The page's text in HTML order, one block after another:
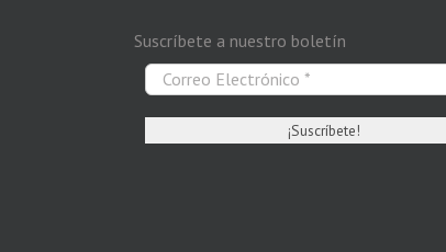
Suscríbete a nuestro boletín